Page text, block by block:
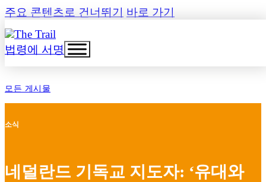
주요 콘텐츠로 건너뛰기 바로 가기
법령에 서명
모든 게시물
소식
네덜란드 기독교 지도자: ‘유대와